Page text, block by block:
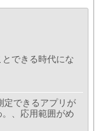
できる時代にな
定できるアプリが
、応用範囲がめ